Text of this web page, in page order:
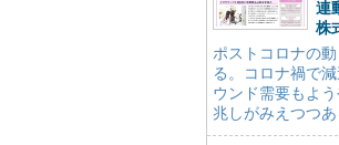
連
株
ポストコロナの
る。コロナ禍で
ウンド需要もよ
兆しがみえつつあ